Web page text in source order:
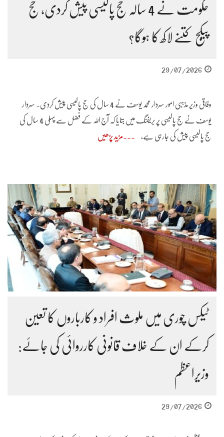
حکومت نے 4 سالہ حج پالیسی پیش کردی، حج
پیکج کتنے لاکھ کا ہوگا؟
29/07/2026
وفاقی وزیر مذہبی امور سردار محمد یوسف نے 4 سال کی حج پالیسی پیش کردی۔ سردار
یوسف نے حج پالیسی پر بریفنگ میں بتایا کہ آج اللہ کے فضل سے پہلی 4 سال کی
حج پالیسی پیش کی جارہی ہے، مزید پڑھیں
ٹیکس چوری میں ملوث افراد و کارباروں کا تعین
کرکے ان کے خلاف قانونی کارروائی کی جائے:
وزیراعظم
29/07/2026